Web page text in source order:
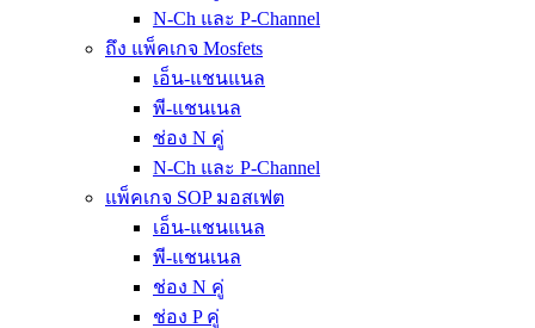
N-Ch และ P-Channel
ถึง แพ็คเกจ Mosfets
เอ็น-แชนแนล
พี-แชนเนล
ช่อง N คู่
N-Ch และ P-Channel
แพ็คเกจ SOP มอสเฟต
เอ็น-แชนแนล
พี-แชนเนล
ช่อง N คู่
ช่อง P คู่